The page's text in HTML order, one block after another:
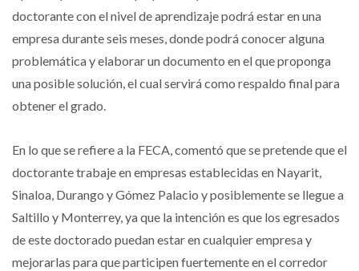
doctorante con el nivel de aprendizaje podrá estar en una
empresa durante seis meses, donde podrá conocer alguna
problemática y elaborar un documento en el que proponga
una posible solución, el cual servirá como respaldo final para
obtener el grado.
En lo que se refiere a la FECA, comentó que se pretende que el
doctorante trabaje en empresas establecidas en Nayarit,
Sinaloa, Durango y Gómez Palacio y posiblemente se llegue a
Saltillo y Monterrey, ya que la intención es que los egresados
de este doctorado puedan estar en cualquier empresa y
mejorarlas para que participen fuertemente en el corredor